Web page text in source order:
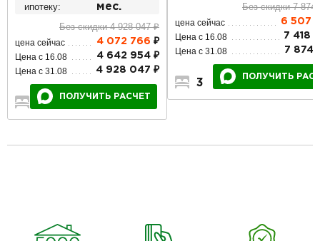
ипотеку:
мес.
Без скидки 4 928 047 ₽
цена сейчас 4 072 766 ₽
Цена с 16.08 4 642 954 ₽
Цена с 31.08 4 928 047 ₽
2 1 1
ПОЛУЧИТЬ РАСЧЕТ
Без скидки 7 874
цена сейчас 6 507
Цена с 16.08 7 418
Цена с 31.08 7 874
3 2 1
ПОЛУЧИТЬ